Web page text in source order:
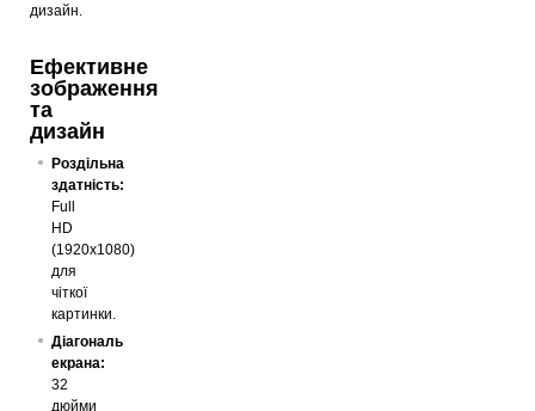
дизайн.
Ефективне
зображення
та
дизайн
Роздільна
здатність:
Full
HD
(1920x1080)
для
чіткої
картинки.
Діагональ
екрана:
32
дюйми